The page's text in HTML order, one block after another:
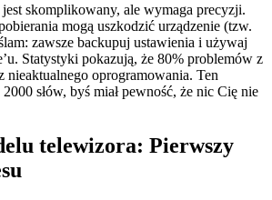
skomplikowany, ale wymaga precyzji.
mogą uszkodzić urządzenie (tzw.
zawsze backupuj ustawienia i używaj
Statystyki pokazują, że 80% problemów z
oprogramowania. Ten
słów, byś miał pewność, że nic Cię nie
telewizora: Pierwszy